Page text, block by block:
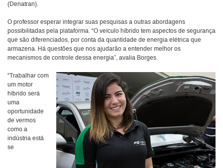
(Denatran).
O professor esperar integrar suas pesquisas a outras abordagens
possibilitadas pela plataforma. “O veículo híbrido tem aspectos de segurança
que são diferenciados, por conta da quantidade de energia elétrica que
armazena. Há questões que nos ajudarão a entender melhor os
mecanismos de controle dessa energia”, avalia Borges.
“Trabalhar com
um motor
híbrido será
uma
oportunidade
de vermos
como a
indústria está
se